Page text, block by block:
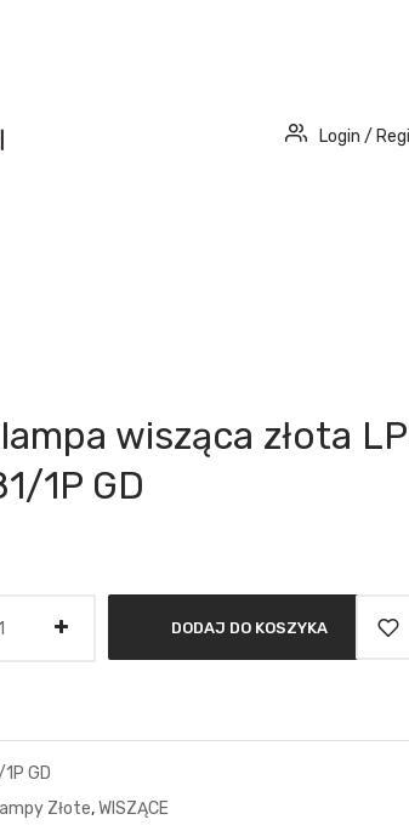
Login /
wisząca złota
1P GD
DODAJ DO KOSZYKA
GD
Złote,WISZĄCE